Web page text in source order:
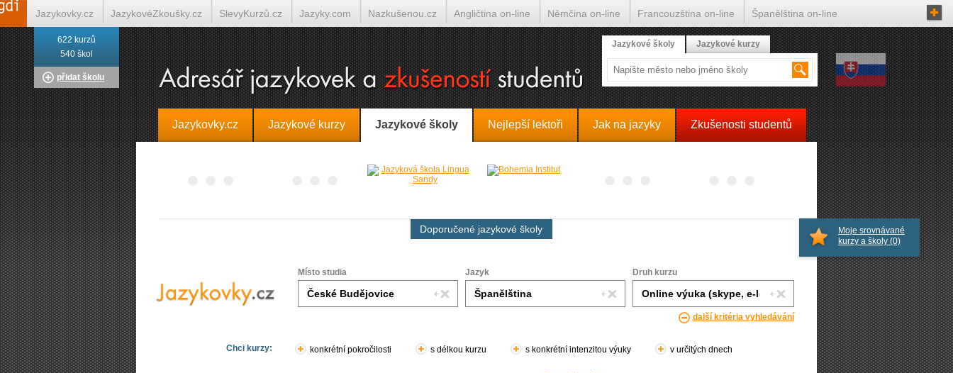
Jazykovky.cz Jazykové kurzy Jazykové školy Nejlepší lektoři Jak na jazyky Zkušenosti studentů
Doporučené jazykové školy
Místo studia Jazyk Druh kurzu
další kritéria vyhledávání
Chci kurzy: konkrétní pokročilosti s délkou kurzu s konkrétní intenzitou výuky v určitých dnech
Moje srovnávané
kurzy a školy (0)
622 kurzů
540 škol
přidat školu
Jazykové školy Jazykové kurzy
Jazykovky.cz JazykovéZkoušky.cz SlevyKurzů.cz Jazyky.com Nazkušenou.cz Angličtina on-line Němčina on-line Francouzština on-line Španělština on-line
Italština on-line Tlumočení-Překlady.cz Překládá.cz Tlumočí.cz